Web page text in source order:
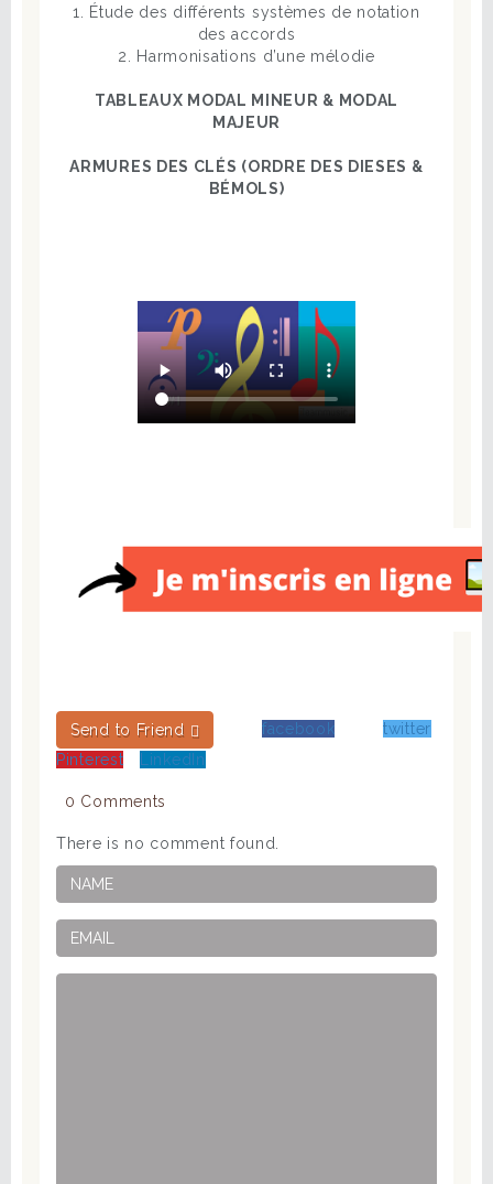
1. Étude des différents systèmes de notation
des accords
2. Harmonisations d’une mélodie
TABLEAUX MODAL MINEUR & MODAL
MAJEUR
ARMURES DES CLÉS (ORDRE DES DIESES &
BÉMOLS)
Send to Friend facebook
twitter
Pinterest
LinkedIn
0 Comments
There is no comment found.